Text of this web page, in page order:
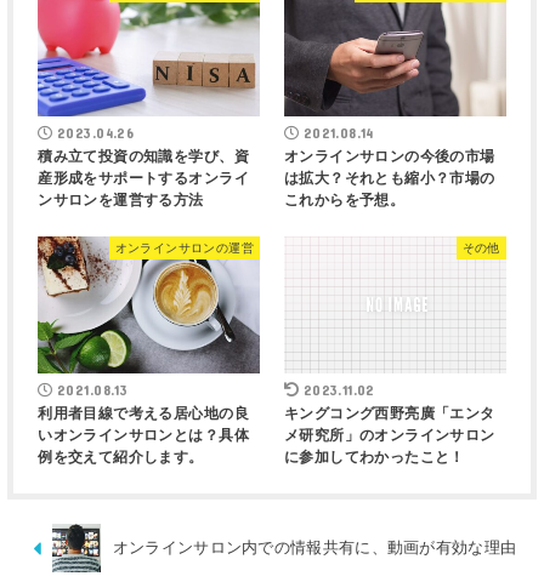
2023.04.26
積み立て投資の知識を学び、資
産形成をサポートするオンライ
ンサロンを運営する方法
2021.08.14
オンラインサロンの今後の市場
は拡大？それとも縮小？市場の
これからを予想。
オンラインサロンの運営
2021.08.13
利用者目線で考える居心地の良
いオンラインサロンとは？具体
例を交えて紹介します。
その他
2023.11.02
キングコング西野亮廣「エンタ
メ研究所」のオンラインサロン
に参加してわかったこと！
オンラインサロン内での情報共有に、動画が有効な理由